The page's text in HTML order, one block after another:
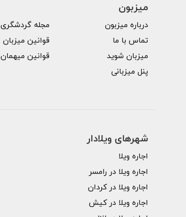
میزبون
درباره میزبون
تماس با ما
میزبان شوید
پنل میزبانی
مجله گردشگری
قوانین میزبان
قوانین میهمان
شهرهای ویلا‌دار
اجاره ویلا
اجاره ویلا در رامسر
اجاره ویلا در کردان
اجاره ویلا در کیش